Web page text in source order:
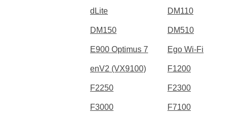
dLite DM110
DM150 DM510
E900 Optimus 7 Ego Wi-Fi
enV2 (VX9100) F1200
F2250 F2300
F3000 F7100